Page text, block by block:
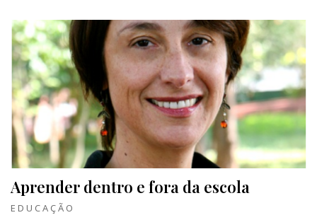
Aprender dentro e fora da escola
EDUCAÇÃO